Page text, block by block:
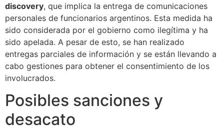
discovery, que implica la entrega de comunicaciones
personales de funcionarios argentinos. Esta medida ha
sido considerada por el gobierno como ilegítima y ha
sido apelada. A pesar de esto, se han realizado
entregas parciales de información y se están llevando a
cabo gestiones para obtener el consentimiento de los
involucrados.
Posibles sanciones y
desacato